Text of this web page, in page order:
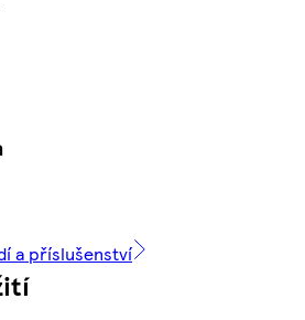
a příslušenství